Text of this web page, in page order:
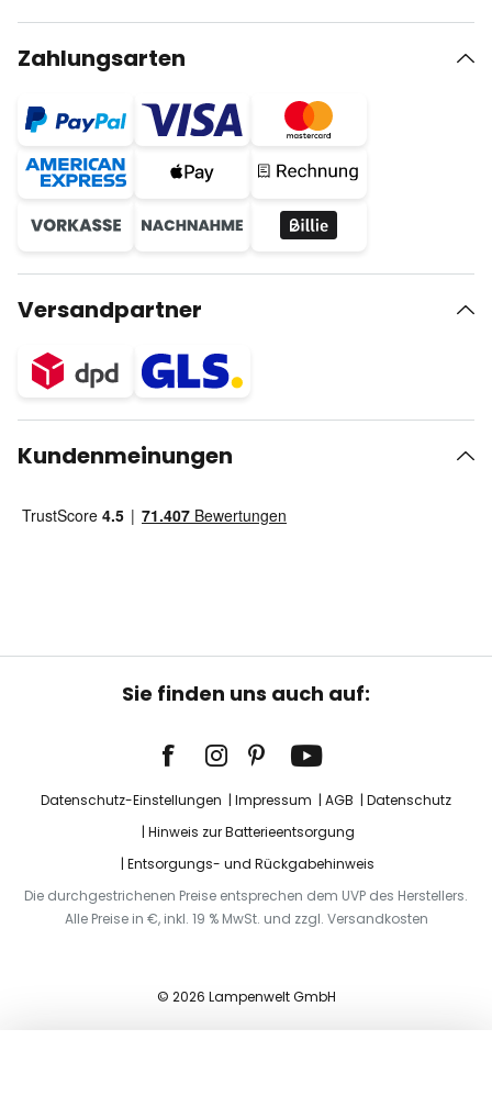
Zahlungsarten
Versandpartner
Kundenmeinungen
Sie finden uns auch auf:
Datenschutz-Einstellungen Impressum AGB
Datenschutz
Hinweis zur Batterieentsorgung
Entsorgungs- und Rückgabehinweis
Die durchgestrichenen Preise entsprechen dem UVP des Herstellers.
Alle Preise in €, inkl. 19 % MwSt. und zzgl. Versandkosten
© 2026 Lampenwelt GmbH